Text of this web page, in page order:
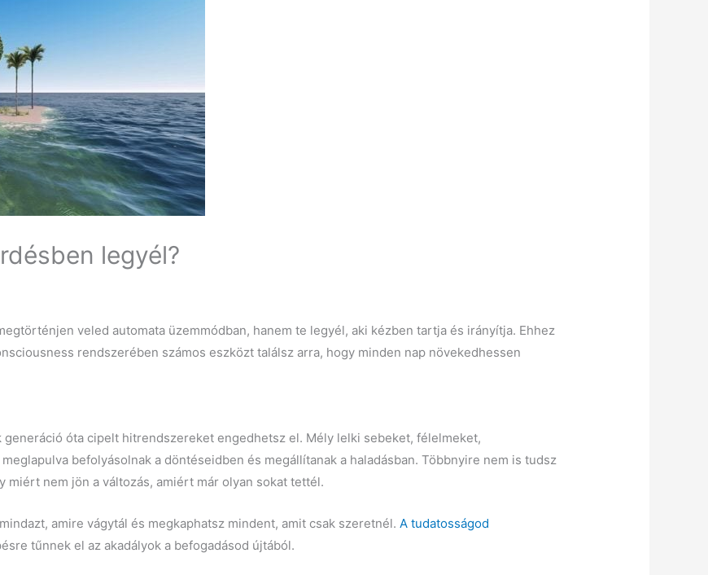
legyél?
veled automata üzemmódban, hanem te legyél, aki kézben tartja és irányítja. Ehhez
rendszerében számos eszközt találsz arra, hogy minden nap növekedhessen
óta cipelt hitrendszereket engedhetsz el. Mély lelki sebeket, félelmeket,
befolyásolnak a döntéseidben és megállítanak a haladásban. Többnyire nem is tudsz
miért nem jön a változás, amiért már olyan sokat tettél.
amire vágytál és megkaphatsz mindent, amit csak szeretnél.A tudatosságod
tűnnek el az akadályok a befogadásod újtából.